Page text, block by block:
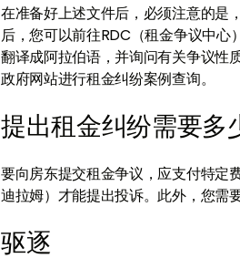
在准备好上述文件后，必须注意的是
后，您可以前往RDC（租金争议中
翻译成阿拉伯语，并询问有关争议性
政府网站进行租金纠纷案例查询。
提出租金纠纷需要多
要向房东提交租金争议，应支付特定
迪拉姆）才能提出投诉。此外，您需
驱逐